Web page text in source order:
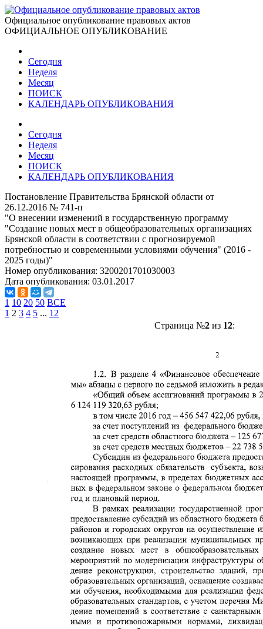
Официальное опубликование правовых актов
ОФИЦИАЛЬНОЕ ОПУБЛИКОВАНИЕ
Сегодня
Неделя
Месяц
ПОИСК
КАЛЕНДАРЬ ОПУБЛИКОВАНИЯ
Сегодня
Неделя
Месяц
ПОИСК
КАЛЕНДАРЬ ОПУБЛИКОВАНИЯ
Постановление Правительства Брянской области от
26.12.2016 № 741-п
"О внесении изменений в государственную программу
"Создание новых мест в общеобразовательных организациях
Брянской области в соответствии с прогнозируемой
потребностью и современными условиями обучения" (2016 -
2025 годы)"
Номер опубликования: 3200201701030003
Дата опубликования: 03.01.2017
1 10 20 50 ВСЕ
1 2 3 4 5 ... 12
Страница №2из 12: